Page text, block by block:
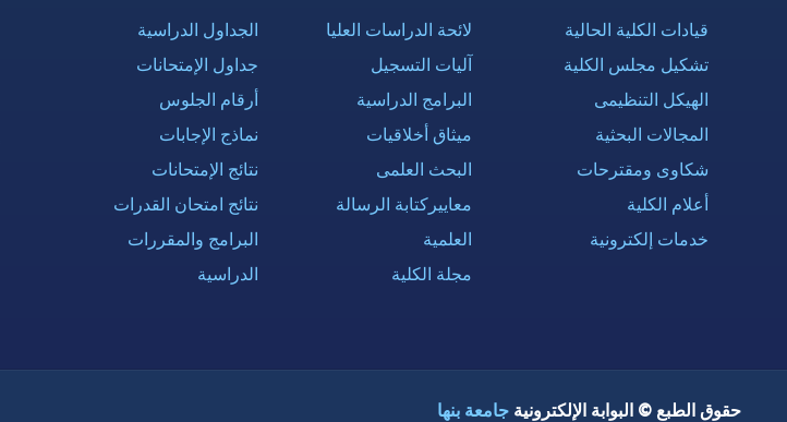
قيادات الكلية الحالية
تشكيل مجلس الكلية
الهيكل التنظيمى
المجالات البحثية
شكاوى ومقترحات
أعلام الكلية
خدمات إلكترونية
لائحة الدراسات العليا
آليات التسجيل
البرامج الدراسية
ميثاق أخلاقيات
البحث العلمى
معاييركتابة الرسالة
العلمية
مجلة الكلية
الجداول الدراسية
جداول الإمتحانات
أرقام الجلوس
نماذج الإجابات
نتائج الإمتحانات
نتائج امتحان القدرات
البرامج والمقررات
الدراسية
حقوق الطبع © البوابة الإلكترونية جامعة بنها